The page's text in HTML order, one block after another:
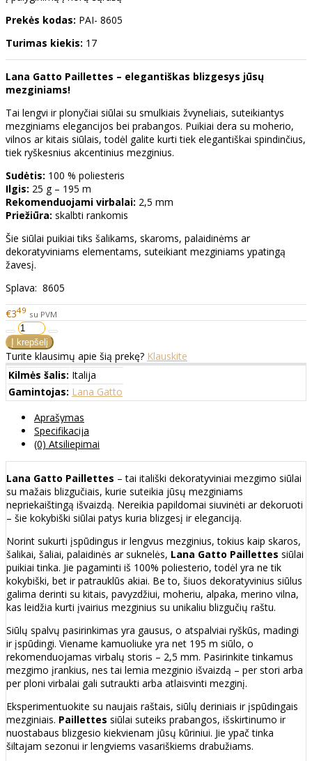
Prekės kodas: PAI- 8605
Turimas kiekis: 17
Lana Gatto Paillettes – elegantiškas blizgesys jūsų
mezginiams!
Tai lengvi ir plonyčiai siūlai su smulkiais žvyneliais, suteikiantys
mezginiams elegancijos bei prabangos. Puikiai dera su moherio,
vilnos ar kitais siūlais, todėl galite kurti tiek elegantiškai spindinčius,
tiek ryškesnius akcentinius mezginius.
Sudėtis: 100 % poliesteris
Ilgis: 25 g – 195 m
Rekomenduojami virbalai: 2,5 mm
Priežiūra: skalbti rankomis
Šie siūlai puikiai tiks šalikams, skaroms, palaidinėms ar
dekoratyviniams elementams, suteikiant mezginiams ypatingą
žavesį.
Splava: 8605
€349 su PVM
Turite klausimų apie šią prekę? Klauskite
Kilmės šalis: Italija
Gamintojas: Lana Gatto
Aprašymas
Specifikacija
(0) Atsiliepimai
Lana Gatto Paillettes – tai itališki dekoratyviniai mezgimo siūlai
su mažais blizgučiais, kurie suteikia jūsų mezginiams
nepriekaištingą išvaizdą. Nereikia papildomai siuvinėti ar dekoruoti
– šie kokybiški siūlai patys kuria blizgesį ir eleganciją.
Norint sukurti įspūdingus ir lengvus mezginius, tokius kaip skaros,
šalikai, šaliai, palaidinės ar suknelės, Lana Gatto Paillettes siūlai
puikiai tinka. Jie pagaminti iš 100% poliesterio, todėl yra ne tik
kokybiški, bet ir patrauklūs akiai. Be to, šiuos dekoratyvinius siūlus
galima derinti su kitais, pavyzdžiui, moheriu, alpaka, merino vilna,
kas leidžia kurti įvairius mezginius su unikaliu blizgučių raštu.
Siūlų spalvų pasirinkimas yra gausus, o atspalviai ryškūs, madingi
ir įspūdingi. Viename kamuoliuke yra net 195 m siūlo, o
rekomenduojamas virbalų storis – 2,5 mm. Pasirinkite tinkamus
mezgimo įrankius, nes tai lemia mezginio išvaizdą – per stori arba
per ploni virbalai gali sutraukti arba atlaisvinti mezginį.
Eksperimentuokite su naujais raštais, siūlų deriniais ir įspūdingais
mezginiais. Paillettes siūlai suteiks prabangos, išskirtinumo ir
nuostabaus blizgesio kiekvienam jūsų kūriniui. Jie ypač tinka
šiltajam sezonui ir lengviems vasariškiems drabužiams.